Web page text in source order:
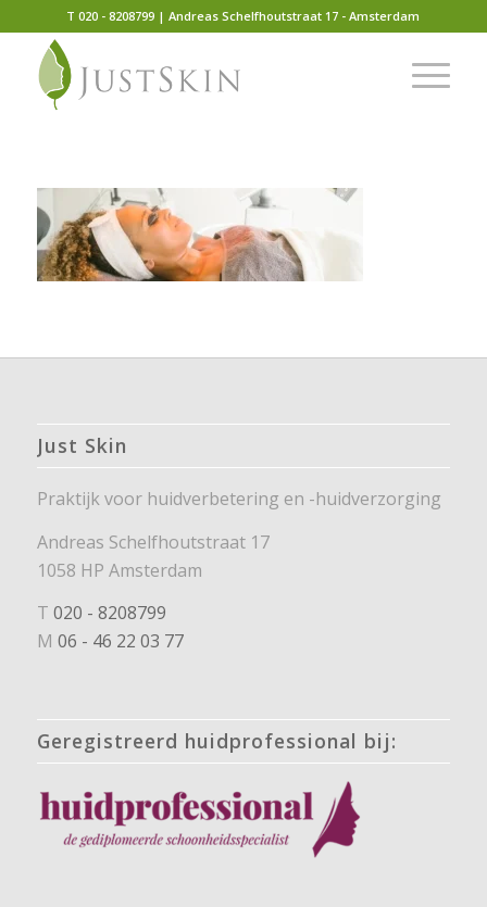
T 020 - 8208799 | Andreas Schelfhoutstraat 17 - Amsterdam
Just Skin
Praktijk voor huidverbetering en -huidverzorging
Andreas Schelfhoutstraat 17
1058 HP Amsterdam
T 020 - 8208799
M 06 - 46 22 03 77
Geregistreerd huidprofessional bij: